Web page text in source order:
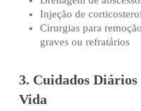
Injeção de
Cirurgias para
graves ou refratários
3. Cuidados
Vida